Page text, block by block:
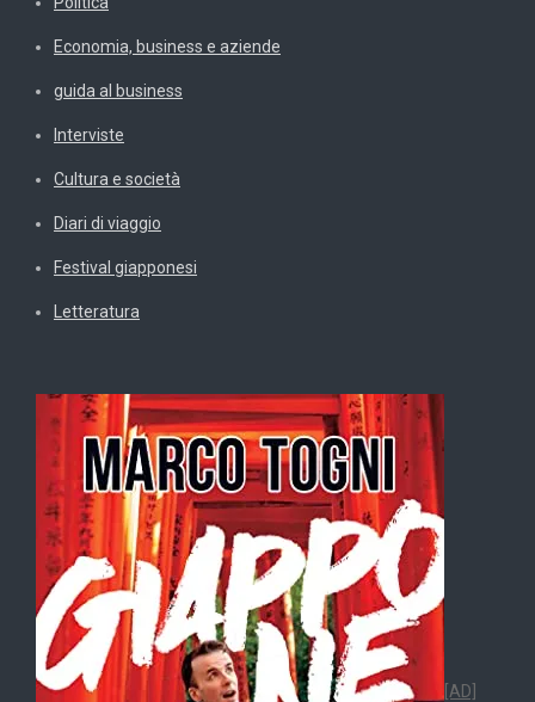
Economia, business e aziende
guida al business
Interviste
Cultura e società
Diari di viaggio
Festival giapponesi
Letteratura
[AD]